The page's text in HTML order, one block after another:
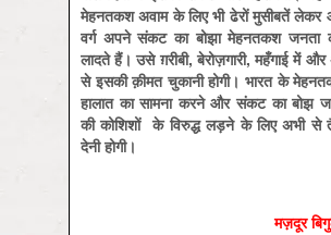
मेहनतकश अवाम के लिए भी ढेरों मुसीबतें
वर्ग अपने संकट का बोझा मेहनतकश जनता
लादते हैं। उसे ग़रीबी,बेरोज़गारी,महँगाई में और
से इसकी क़ीमत चुकानी होगी। भारत के
हालात का सामना करने और संकट का बोझ
की कोशिशों के विरुद्ध लड़ने के लिए अभी से
देनी होगी।
मज़दूर